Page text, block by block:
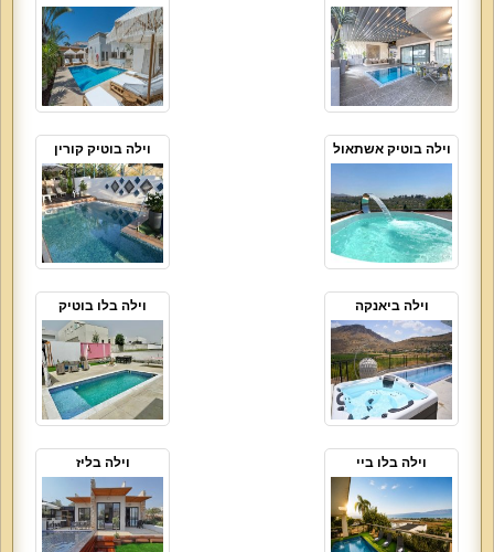
וילה בוטיק אשתאול וילה בוטיק קורין
וילה ביאנקה וילה בלו בוטיק
וילה בלו ביי וילה בליז